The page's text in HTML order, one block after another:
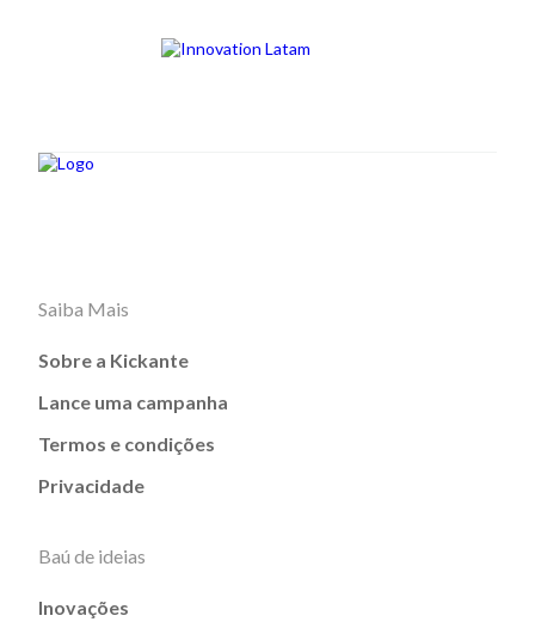
Saiba Mais
Sobre a Kickante
Lance uma campanha
Termos e condições
Privacidade
Baú de ideias
Inovações